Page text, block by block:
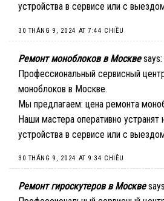
устройства в сервисе или с
30 THÁNG 9, 2024 AT 7:44 CHIỀU
Ремонт моноблоков в Москве says:
Профессиональный сервисный
моноблоков в Москве.
Мы предлагаем: цена ремонта
Наши мастера оперативно устранят
устройства в сервисе или с
30 THÁNG 9, 2024 AT 9:34 CHIỀU
Ремонт гироскутеров в Москве